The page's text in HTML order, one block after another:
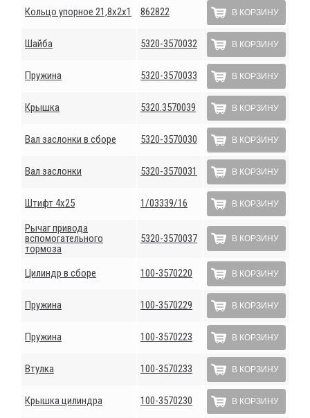
Кольцо упорное 21,8х2х1 862822 В КОРЗИНУ
Шайба 5320-3570032 В КОРЗИНУ
Пружина 5320-3570033 В КОРЗИНУ
Крышка 5320.3570039 В КОРЗИНУ
Вал заслонки в сборе 5320-3570030 В КОРЗИНУ
Вал заслонки 5320-3570031 В КОРЗИНУ
Штифт 4х25 1/03339/16 В КОРЗИНУ
Рычаг привода
вспомогательного
тормоза
5320-3570037 В КОРЗИНУ
Цилиндр в сборе 100-3570220 В КОРЗИНУ
Пружина 100-3570229 В КОРЗИНУ
Пружина 100-3570223 В КОРЗИНУ
Втулка 100-3570233 В КОРЗИНУ
Крышка цилиндра 100-3570230 В КОРЗИНУ